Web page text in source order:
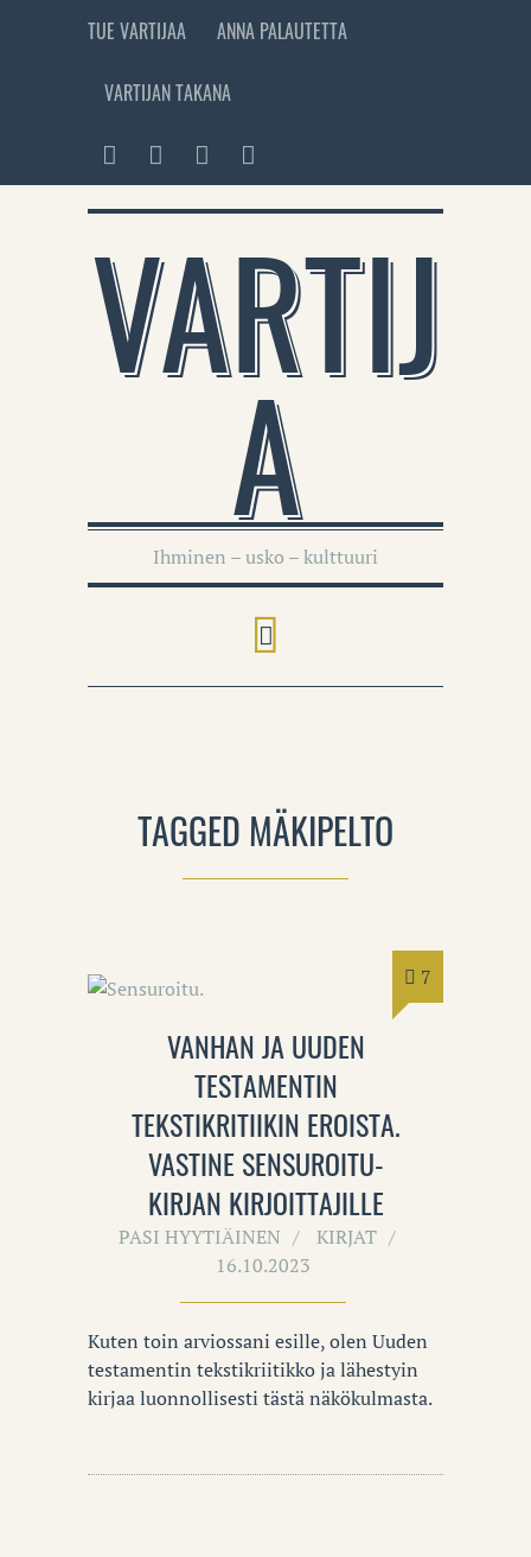
TUE VARTIJAA ANNA PALAUTETTA
VARTIJAN TAKANA
VARTIJ
A
Ihminen – usko – kulttuuri
TAGGED MÄKIPELTO
7
VANHAN JA UUDEN
TESTAMENTIN
TEKSTIKRITIIKIN EROISTA.
VASTINE SENSUROITU-
KIRJAN KIRJOITTAJILLE
PASI HYYTIÄINEN
KIRJAT
16.10.2023
Kuten toin arviossani esille, olen Uuden
testamentin tekstikriitikko ja lähestyin
kirjaa luonnollisesti tästä näkökulmasta.